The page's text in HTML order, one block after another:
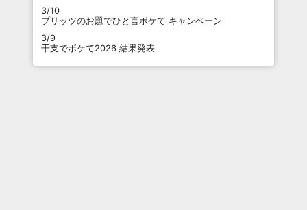
3/10
プリッツのお題でひと言ボケて キャンペーン
3/9
干支でボケて2026 結果発表